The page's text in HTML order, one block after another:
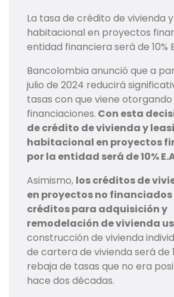
La tasa de crédito de vivienda
habitacional en proyectos
entidad financiera será de 10%
Bancolombia anunció que a
julio de 2024 reducirá
tasas con que viene otorgando
financiaciones. Con esta
de crédito de vivienda y
habitacional en proyectos
por la entidad será de 10%
Asimismo, los créditos de
en proyectos no financiados
créditos para adquisición y
remodelación de vivienda
construcción de vivienda
de cartera de vivienda será de
rebaja de tasas que no era
hace dos décadas.